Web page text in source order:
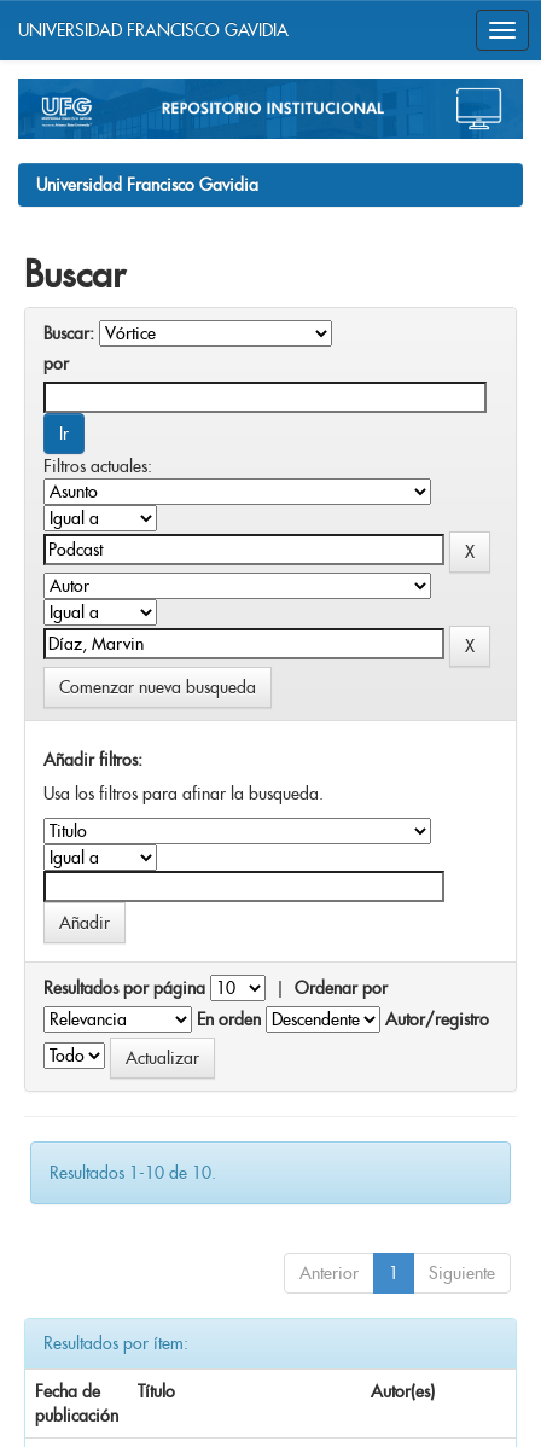
navigation
UNIVERSIDAD FRANCISCO GAVIDIA
Universidad Francisco Gavidia
Buscar
Buscar:
por
Filtros actuales:
Comenzar nueva busqueda
Añadir filtros:
Usa los filtros para afinar la busqueda.
Resultados por página | Ordenar por
En orden
Autor/registro
Resultados 1-10 de 10.
Anterior 1 Siguiente
Resultados por ítem:
Fecha de
publicación
Título Autor(es)